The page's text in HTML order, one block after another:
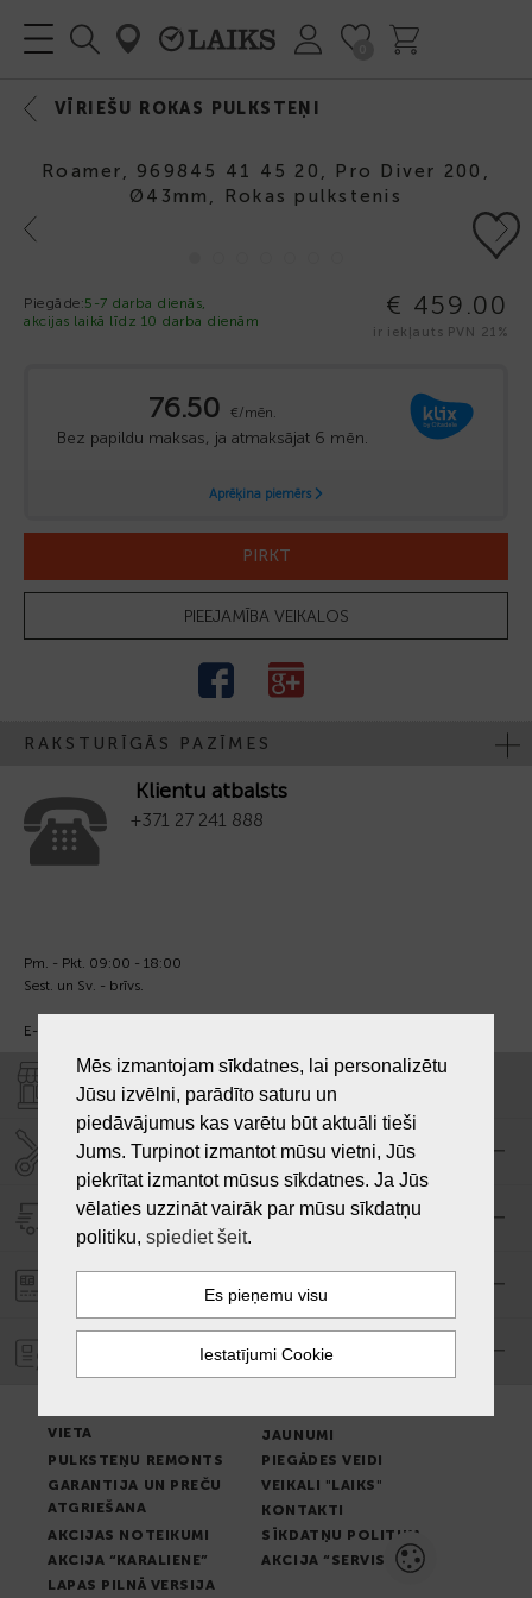
VĪRIEŠU ROKAS PULKSTEŅI
Roamer, 969845 41 45 20, Pro Diver 200,
Ø43mm, Rokas pulkstenis
Previous Next
Piegāde:5-7 darba dienās,
akcijas laikā līdz 10 darba dienām
€ 459.00
ir iekļauts PVN 21%
PIRKT
PIEEJAMĪBA VEIKALOS
RAKSTURĪGĀS PAZĪMES
Klientu atbalsts
+371 27 241 888
Pm. - Pkt. 09:00 - 18:00
Sest. un Sv. - brīvs.
E-pasts:
VEIKALI "LAIKS"
SERVISA CENTRS "LAIKS"
PIEGĀDE
PASŪTĪJUMA APMAKSA
GARANTIJA
VIETA
JAUNUMI
PULKSTEŅU REMONTS
PIEGĀDES VEIDI
GARANTIJA UN PREČU
ATGRIEŠANA
VEIKALI "LAIKS"
KONTAKTI
AKCIJAS NOTEIKUMI
SĪKDATŅU POLITIKA
AKCIJA “KARALIENE”
AKCIJA “SERVISS”
LAPAS PILNĀ VERSIJA
Mēs izmantojam sīkdatnes, lai personalizētu
Jūsu izvēlni, parādīto saturu un
piedāvājumus kas varētu būt aktuāli tieši
Jums. Turpinot izmantot mūsu vietni, Jūs
piekrītat izmantot mūsus sīkdatnes. Ja Jūs
vēlaties uzzināt vairāk par mūsu sīkdatņu
politiku, spiediet šeit.